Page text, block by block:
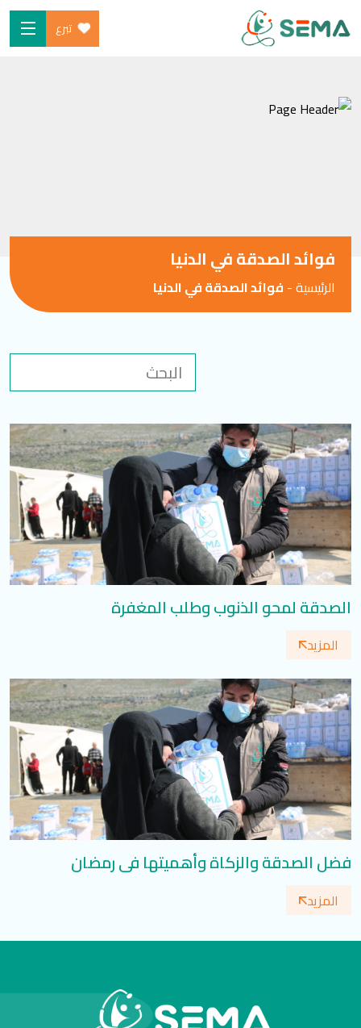
content
تبرع
من نحن
الأخبار والموارد
المدونة
تسجيل الدخول
العربية
English
تابعنا
فوائد الصدقة في الدنيا
الرئيسية- فوائد الصدقة في الدنيا
الصدقة لمحو الذنوب وطلب المغفرة
المزيد
فضل الصدقة والزكاة وأهميتها في رمضان
المزيد